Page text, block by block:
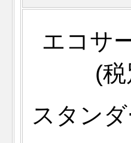
エコサ
(
スタン